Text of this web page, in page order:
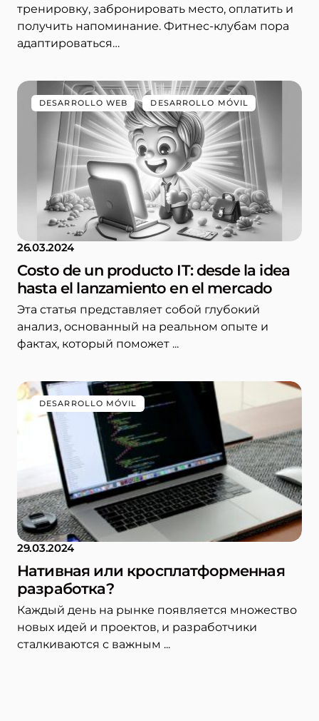
тренировку, забронировать место, оплатить и
получить напоминание. Фитнес-клубам пора
адаптироваться…
DESARROLLO WEB DESARROLLO MÓVIL
26.03.2024
Costo de un producto IT: desde la idea
hasta el lanzamiento en el mercado
Эта статья представляет собой глубокий
анализ, основанный на реальном опыте и
фактах, который поможет ...
DESARROLLO MÓVIL
29.03.2024
Нативная или кросплатформенная
разработка?
Каждый день на рынке появляется множество
новых идей и проектов, и разработчики
сталкиваются с важным ...